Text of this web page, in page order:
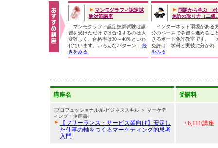
マンモグラフィ認定試
験対策講座
マンモグラフィ認定技師試験は講
習を受けただけでは合格するのは大
変難しく、合格率は30～40％といわ
れています。いろんなパターン
...続
きをみる
問題から学ぶ ボ
免許の取り方（二級
インターネット環境がある
分のペースで学習を進めるこ
きるボート免許教室です。
免許は、学科と実技に分かれ
をみる
講座名 受講料
[プロフェッショナル系-ビジネススキル ＞ マーケテ
ィング・企画書]
【フリーランス・サービス業向け】安定し
た仕事の軸をつくるマーケティング的思考
入門
\ 6,111/講座